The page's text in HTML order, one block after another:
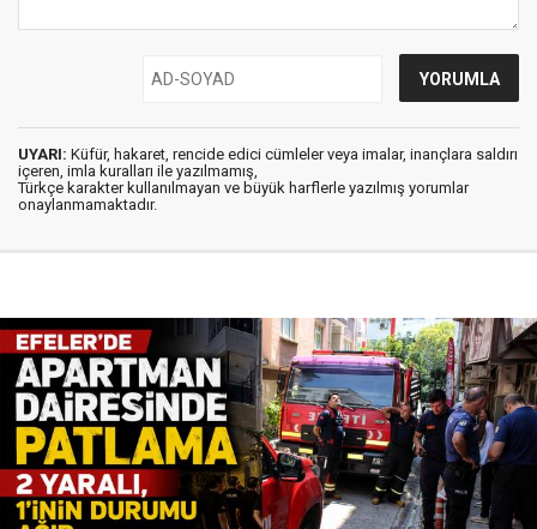
UYARI: Küfür, hakaret, rencide edici cümleler veya imalar, inançlara saldırı
içeren, imla kuralları ile yazılmamış,
Türkçe karakter kullanılmayan ve büyük harflerle yazılmış yorumlar
onaylanmamaktadır.